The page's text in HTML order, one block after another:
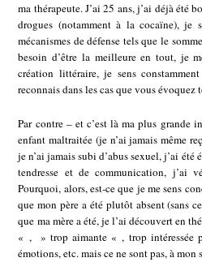
ma thérapeute. J’ai 25 ans, j’ai déjà été
drogues (notamment à la cocaïne), je
mécanismes de défense tels que le
besoin d’être la meilleure en tout, je
création littéraire, je sens
reconnais dans les cas que vous
Par contre – et c’est là ma plus grande
enfant maltraitée (je n’ai jamais même
je n’ai jamais subi d’abus sexuel, j’ai été
tendresse et de communication, j’ai
Pourquoi, alors, est-ce que je me sens
que mon père a été plutôt absent (sans
que ma mère a été, je l’ai découvert en
« , » trop aimante « , trop intéressée
émotions, etc. mais ce ne sont pas, à mon